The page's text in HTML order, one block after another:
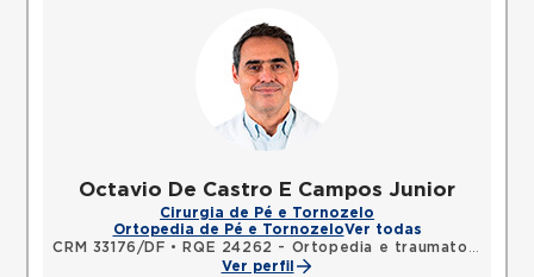
Octavio De Castro E Campos Junior
Cirurgia de Pé e Tornozelo
Ortopedia de Pé e TornozeloVer todas
CRM 33176/DF •
RQE 24262 - Ortopedia e traumatologia
Ver perfil